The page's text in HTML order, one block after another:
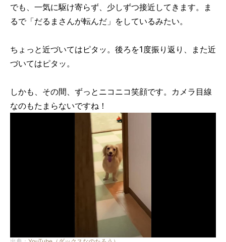
でも、一気に駆け寄らず、少しずつ接近してきます。ま
るで「だるまさんが転んだ」をしているみたい。
ちょっと近づいてはピタッ。後ろを1度振り返り、また近
づいてはピタッ。
しかも、その間、ずっとニコニコ笑顔です。カメラ目線
なのもたまらないですね！